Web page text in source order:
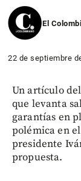
El
22 de septiembre
Un artículo
que levanta
garantías en
polémica en
presidente
propuesta.